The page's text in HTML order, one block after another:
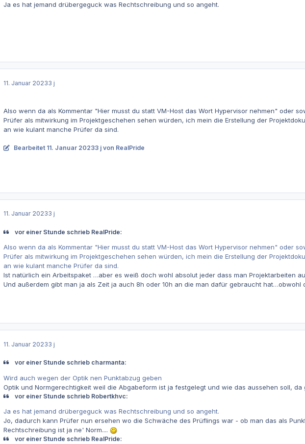
Ja es hat jemand drübergeguck was Rechtschreibung und so angeht.
11. Januar 20233 j
Also wenn da als Kommentar "Hier musst du statt VM-Host das Wort Hypervisor nehmen" oder
Prüfer als mitwirkung im Projektgeschehen sehen würden, ich mein die Erstellung der
an wie kulant manche Prüfer da sind.
Bearbeitet 11. Januar 20233 jvon RealPride
11. Januar 20233 j
vor einer Stunde schrieb RealPride:
Also wenn da als Kommentar "Hier musst du statt VM-Host das Wort Hypervisor nehmen" oder
Prüfer als mitwirkung im Projektgeschehen sehen würden, ich mein die Erstellung der
an wie kulant manche Prüfer da sind.
Ist natürlich ein Arbeitspaket …aber es weiß doch wohl absolut jeder dass man Projektarbeiten
Und außerdem gibt man ja als Zeit ja auch 8h oder 10h an die man dafür gebraucht hat…obwohl
11. Januar 20233 j
vor einer Stunde schrieb charmanta:
Wird auch wegen der Optik nen Punktabzug geben
Optik und Normgerechtigkeit weil die Abgabeform ist ja festgelegt und wie das aussehen soll, da
vor einer Stunde schrieb Robertkhvc:
Ja es hat jemand drübergeguck was Rechtschreibung und so angeht.
Jo, dadurch kann Prüfer nun ersehen wo die Schwäche des Prüflings war - ob man das als
Rechtschreibung ist ja ne' Norm....
vor einer Stunde schrieb RealPride: